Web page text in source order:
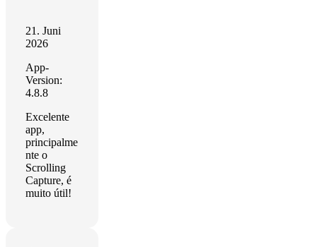
21. Juni
2026
App-
Version:
4.8.8
Excelente
app,
principalme
nte o
Scrolling
Capture, é
muito útil!